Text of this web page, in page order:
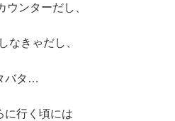
ンターだし、
なきゃだし、
バタ…
に行く頃には